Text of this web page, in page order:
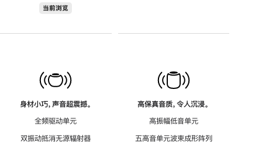
当前浏览
身材小巧，声音超震撼。
全频驱动单元
双振动抵消无源辐射器
高保真音质，令人沉浸。
高振幅低音单元
五高音单元波束成形阵列